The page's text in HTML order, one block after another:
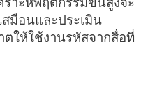
มือนและประเมิน
ให้ใช้งานรหัสจากสื่อที่